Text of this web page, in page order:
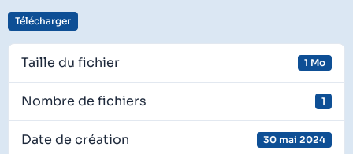
Télécharger
Taille du fichier 1 Mo
Nombre de fichiers 1
Date de création 30 mai 2024